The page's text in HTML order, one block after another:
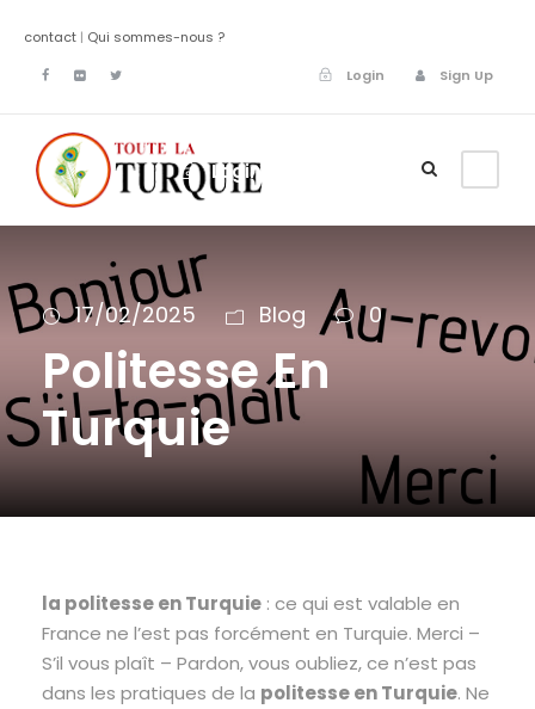
contact | Qui sommes-nous ?
Login
Sign Up
Login
17/02/2025 Blog 0
Politesse En
Turquie
la politesse en Turquie : ce qui est valable en
France ne l’est pas forcément en Turquie. Merci –
S’il vous plaît – Pardon, vous oubliez, ce n’est pas
dans les pratiques de la politesse en Turquie. Ne